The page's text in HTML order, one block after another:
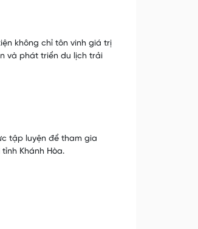
không chỉ tôn vinh giá trị
và phát triển du lịch trải
tập luyện để tham gia
Khánh Hòa.